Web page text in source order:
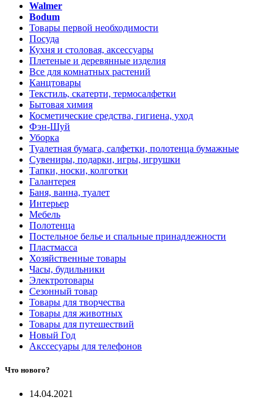
Walmer
Bodum
Товары первой необходимости
Посуда
Кухня и столовая, аксессуары
Плетеные и деревянные изделия
Все для комнатных растений
Канцтовары
Текстиль, скатерти, термосалфетки
Бытовая химия
Косметические средства, гигиена, уход
Фэн-Шуй
Уборка
Туалетная бумага, салфетки, полотенца бумажные
Сувениры, подарки, игры, игрушки
Тапки, носки, колготки
Галантерея
Баня, ванна, туалет
Интерьер
Мебель
Полотенца
Постельное белье и спальные принадлежности
Пластмасса
Хозяйственные товары
Часы, будильники
Электротовары
Сезонный товар
Товары для творчества
Товары для животных
Товары для путешествий
Новый Год
Акссесуары для телефонов
Что нового?
14.04.2021